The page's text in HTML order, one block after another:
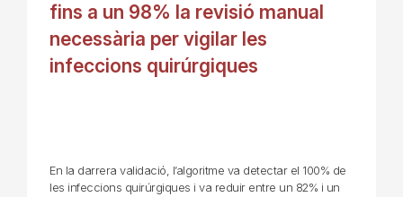
fins a un 98% la revisió manual
necessària per vigilar les
infeccions quirúrgiques
En la darrera validació, l’algoritme va detectar el 100% de
les infeccions quirúrgiques i va reduir entre un 82% i un